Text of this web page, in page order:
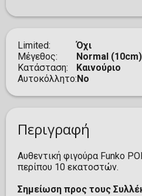
Limited
Όχι
Μέγεθος
Normal (10cm)
Κατάσταση
Καινούριο
Αυτοκόλλητο No
Περιγραφή
Αυθεντική φιγούρα Funko
περίπου 10 εκατοστών.
Σημείωση προς τους